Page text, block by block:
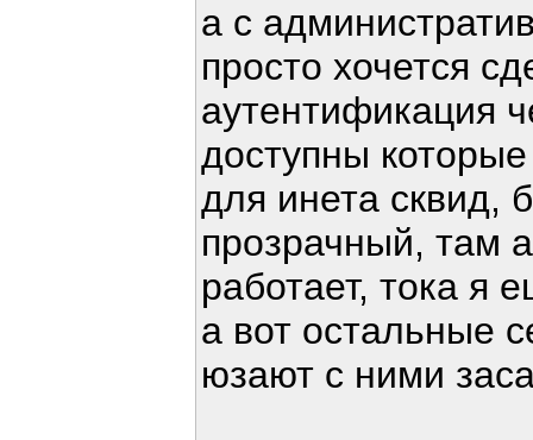
а с
просто хочется
аутентификация
доступны
для инета сквид,
прозрачный, там
работает, тока я
а вот остальные
юзают с ними